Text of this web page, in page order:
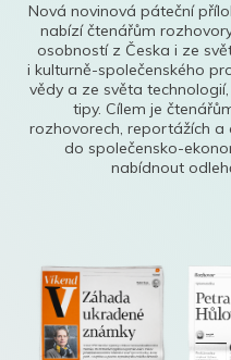
Nová novinová páteční
nabízí čtenářům
osobností z Česka i ze
i kulturně-společenského
vědy a ze světa
tipy. Cílem je
rozhovorech, reportážích a
do společensko-
nabídnout